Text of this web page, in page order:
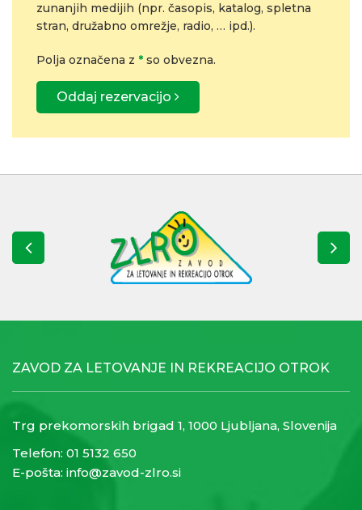
zunanjih medijih (npr. časopis, katalog, spletna
stran, družabno omrežje, radio, … ipd.).
Polja označena z * so obvezna.
Oddaj rezervacijo
ZAVOD ZA LETOVANJE IN REKREACIJO OTROK
Trg prekomorskih brigad 1, 1000 Ljubljana, Slovenija
Telefon: 01 5132 650
E-pošta: info@zavod-zlro.si